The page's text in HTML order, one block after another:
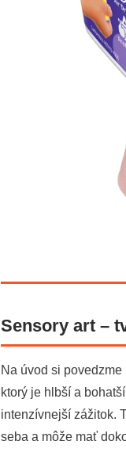
Sensory art –
Na úvod si povedzme
ktorý je hlbší a
intenzívnejší zážitok.
seba a môže mať